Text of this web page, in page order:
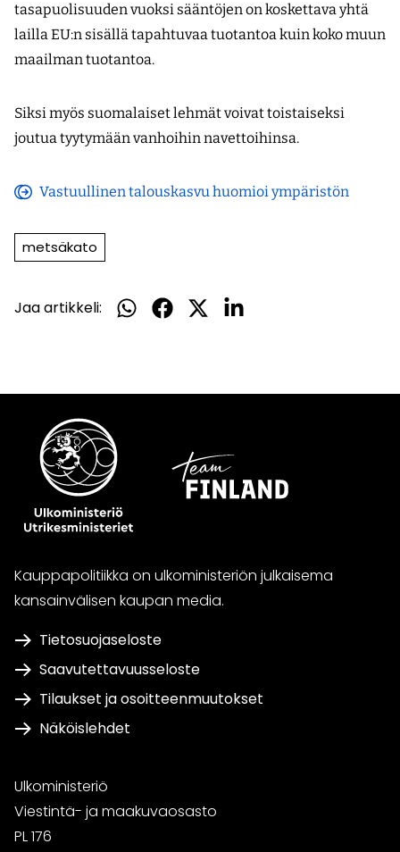
tasapuolisuuden vuoksi sääntöjen on koskettava yhtä
lailla EU:n sisällä tapahtuvaa tuotantoa kuin koko muun
maailman tuotantoa.
Siksi myös suomalaiset lehmät voivat toistaiseksi
joutua tyytymään vanhoihin navettoihinsa.
Vastuullinen talouskasvu huomioi ympäristön
(avautuu
ikkunaan)
metsäkato
Jaa artikkeli:
Jaa
Jaa
Jaa
Jaa
Kauppapolitiikka on ulkoministeriön julkaisema
kansainvälisen kaupan media.
Tietosuojaseloste
Saavutettavuusseloste
Tilaukset ja osoitteenmuutokset
Näköislehdet
Ulkoministeriö
Viestintä- ja maakuvaosasto
PL 176